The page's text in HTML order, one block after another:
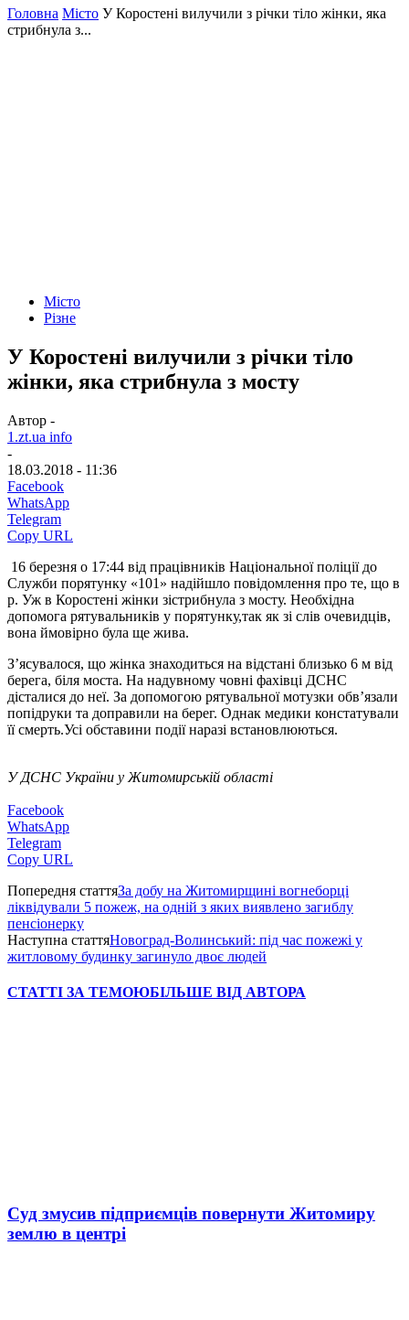
Головна Місто У Коростені вилучили з річки тіло жінки, яка
стрибнула з...
Місто
Різне
У Коростені вилучили з річки тіло
жінки, яка стрибнула з мосту
Автор -
1.zt.ua info
-
18.03.2018 - 11:36
Facebook
WhatsApp
Telegram
Copy URL
16 березня о 17:44 від працівників Національної поліції до
Служби порятунку «101» надійшло повідомлення про те, що в
р. Уж в Коростені жінки зістрибнула з мосту. Необхідна
допомога рятувальників у порятунку,так як зі слів очевидців,
вона ймовірно була ще жива.
З’ясувалося, що жінка знаходиться на відстані близько 6 м від
берега, біля моста. На надувному човні фахівці ДСНС
дісталися до неї. За допомогою рятувальної мотузки обв’язали
попідруки та доправили на берег. Однак медики констатували
її смерть.Усі обставини події наразі встановлюються.
У ДСНС України у Житомирській області
Facebook
WhatsApp
Telegram
Copy URL
Попередня статтяЗа добу на Житомирщині вогнеборці
ліквідували 5 пожеж, на одній з яких виявлено загиблу
пенсіонерку
Наступна статтяНовоград-Волинський: під час пожежі у
житловому будинку загинуло двоє людей
СТАТТІ ЗА ТЕМОЮБІЛЬШЕ ВІД АВТОРА
Суд змусив підприємців повернути Житомиру
землю в центрі